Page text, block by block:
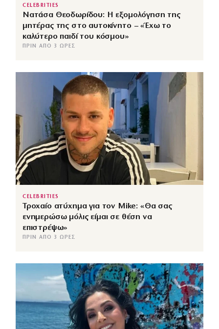
CELEBRITIES
Νατάσα Θεοδωρίδου: Η εξομολόγηση της
μητέρας της στο αυτοκίνητο – «Έχω το
καλύτερο παιδί του κόσμου»
ΠΡΙΝ ΑΠΌ 3 ΏΡΕΣ
CELEBRITIES
Τροχαίο ατύχημα για τον Mike: «Θα σας
ενημερώσω μόλις είμαι σε θέση να
επιστρέψω»
ΠΡΙΝ ΑΠΌ 3 ΏΡΕΣ